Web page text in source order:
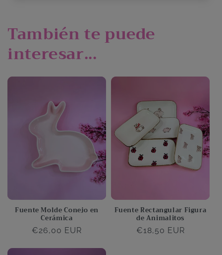
También te puede
interesar...
Fuente Molde Conejo en
Cerámica
Precio
€26,00 EUR
Fuente Rectangular Figura
de Animalitos
Precio
€18,50 EUR